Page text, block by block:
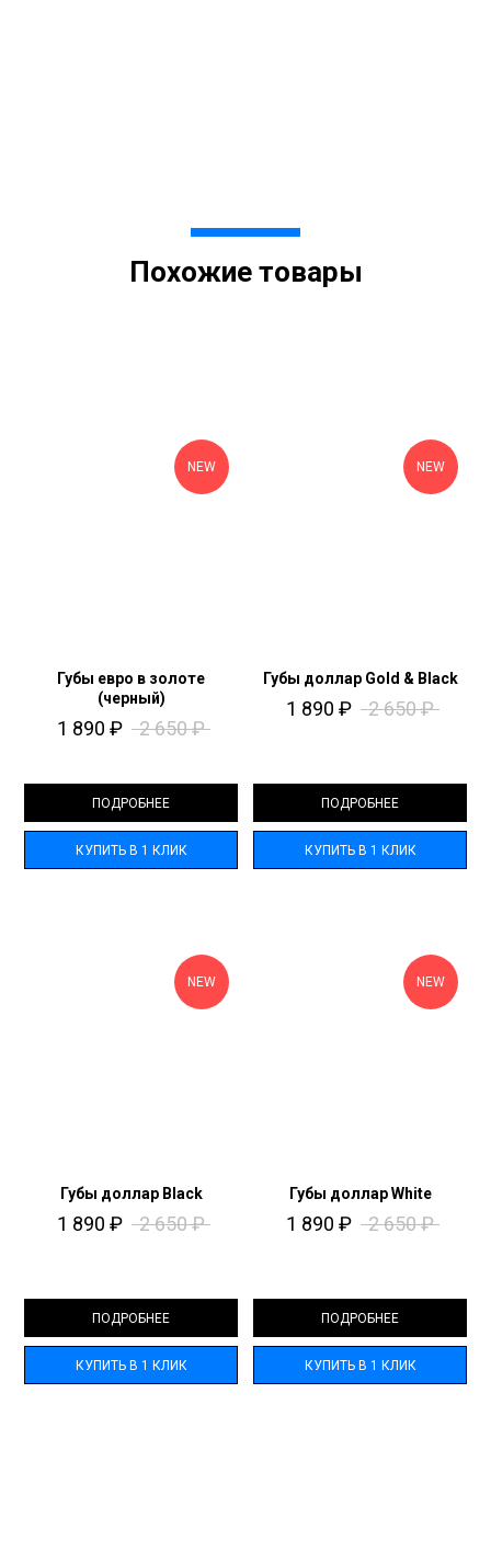
Похожие товары
NEW
Губы евро в золоте
(черный)
1 890 ₽ 2 650₽
ПОДРОБНЕЕ
КУПИТЬ В 1 КЛИК
NEW
Губы доллар Gold & Black
1 890 ₽ 2 650₽
ПОДРОБНЕЕ
КУПИТЬ В 1 КЛИК
NEW
Губы доллар Black
1 890 ₽ 2 650₽
ПОДРОБНЕЕ
КУПИТЬ В 1 КЛИК
NEW
Губы доллар White
1 890 ₽ 2 650₽
ПОДРОБНЕЕ
КУПИТЬ В 1 КЛИК